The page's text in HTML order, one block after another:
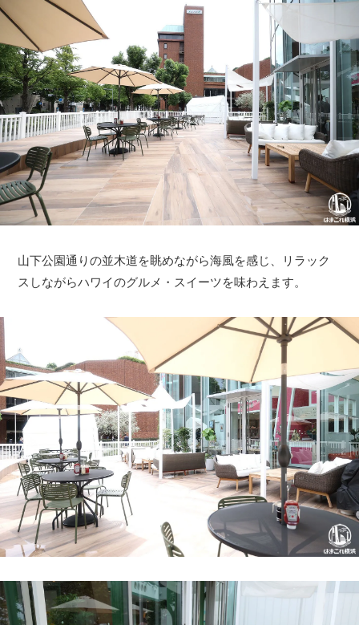
山下公園通りの並木道を眺めながら海風を感じ、リラック
スしながらハワイのグルメ・スイーツを味わえます。